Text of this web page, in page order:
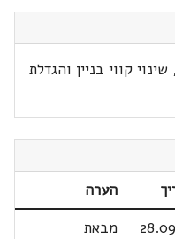
קווי בניין והגדלת
הערה
מבאת